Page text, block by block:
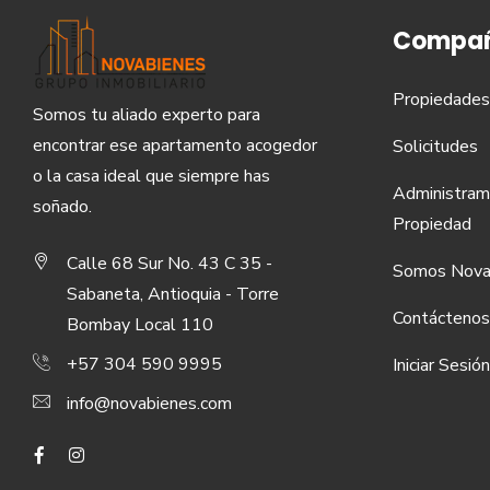
Somos tu aliado experto para
encontrar ese apartamento acogedor
o la casa ideal que siempre has
soñado.
Calle 68 Sur No. 43 C 35 -
Sabaneta, Antioquia - Torre
Bombay Local 110
+57 304 590 9995
info@novabienes.com
Propiedades
Solicitudes
Propiedad
Somos
Contáctenos
Iniciar Sesión